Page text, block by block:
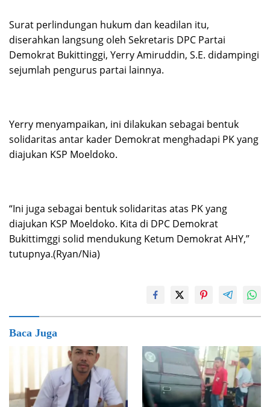
Surat perlindungan hukum dan keadilan itu,
diserahkan langsung oleh Sekretaris DPC Partai
Demokrat Bukittinggi, Yerry Amiruddin, S.E. didampingi
sejumlah pengurus partai lainnya.
Yerry menyampaikan, ini dilakukan sebagai bentuk
solidaritas antar kader Demokrat menghadapi PK yang
diajukan KSP Moeldoko.
“Ini juga sebagai bentuk solidaritas atas PK yang
diajukan KSP Moeldoko. Kita di DPC Demokrat
Bukittimggi solid mendukung Ketum Demokrat AHY,”
tutupnya.(Ryan/Nia)
Baca Juga